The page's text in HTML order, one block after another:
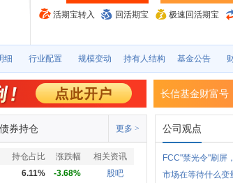
活期宝转入 回活期宝 极速回活期宝
细 行业配置 规模变动 持有人结构 基金公告
长信基金财富号
债券持仓 更多 >
持仓占比 涨跌幅
相关资讯
6.11% -3.68%
股吧
公司观点
FCC"禁光令"刷屏
市场在等待什么变